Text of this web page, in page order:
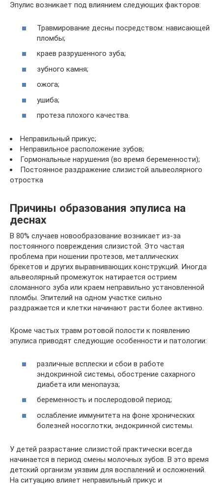
Эпулис возникает под влиянием следующих факторов:
Травмирование десны посредством: нависающей
пломбы;
краев разрушенного зуба;
зубного камня;
ожога;
ушиба;
протеза плохого качества.
Неправильный прикус;
Неправильное расположение зубов;
Гормональные нарушения (во время беременности);
Постоянное раздражение слизистой альвеолярного
отростка
Причины образования эпулиса на
деснах
В 80% случаев новообразование возникает из-за
постоянного повреждения слизистой. Это частая
проблема при ношении протезов, металлических
брекетов и других выравнивающих конструкций. Иногда
альвеолярный промежуток натирается острием
сломанного зуба или краем неправильно установленной
пломбы. Эпителий на одном участке сильно
раздражается и клетки начинают расти более активно.
Кроме частых травм ротовой полости к появлению
эпулиса приводят следующие особенности и патологии:
различные всплески и сбои в работе
эндокринной системы, обострение сахарного
диабета или менопауза;
беременность и послеродовой период;
ослабление иммунитета на фоне хронических
болезней носоглотки, эндокринной системы.
У детей разрастание слизистой практически всегда
начинается в период смены молочных зубов. В это время
детский организм уязвим для воспалений и осложнений.
На ситуацию влияет неправильный прикус и